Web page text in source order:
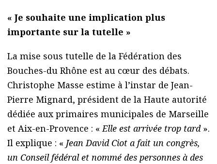
« Je souhaite une implication plus
importante sur la tutelle »
La mise sous tutelle de la Fédération des
Bouches-du Rhône est au cœur des débats.
Christophe Masse estime à l’instar de Jean-
Pierre Mignard, président de la Haute autorité
dédiée aux primaires municipales de Marseille
et Aix-en-Provence : «Elle est arrivée trop tard».
Il explique : « Jean David Ciot a fait un congrès,
un Conseil fédéral et nommé des personnes à des